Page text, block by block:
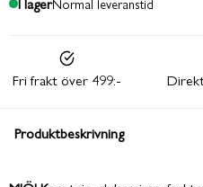
Normal leveranstid
Fri frakt över 499:-
Produktbeskrivning